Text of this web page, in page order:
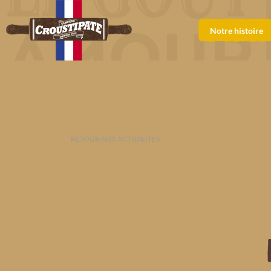
Notre histoire
RETOUR AUX ACTUALITÉS